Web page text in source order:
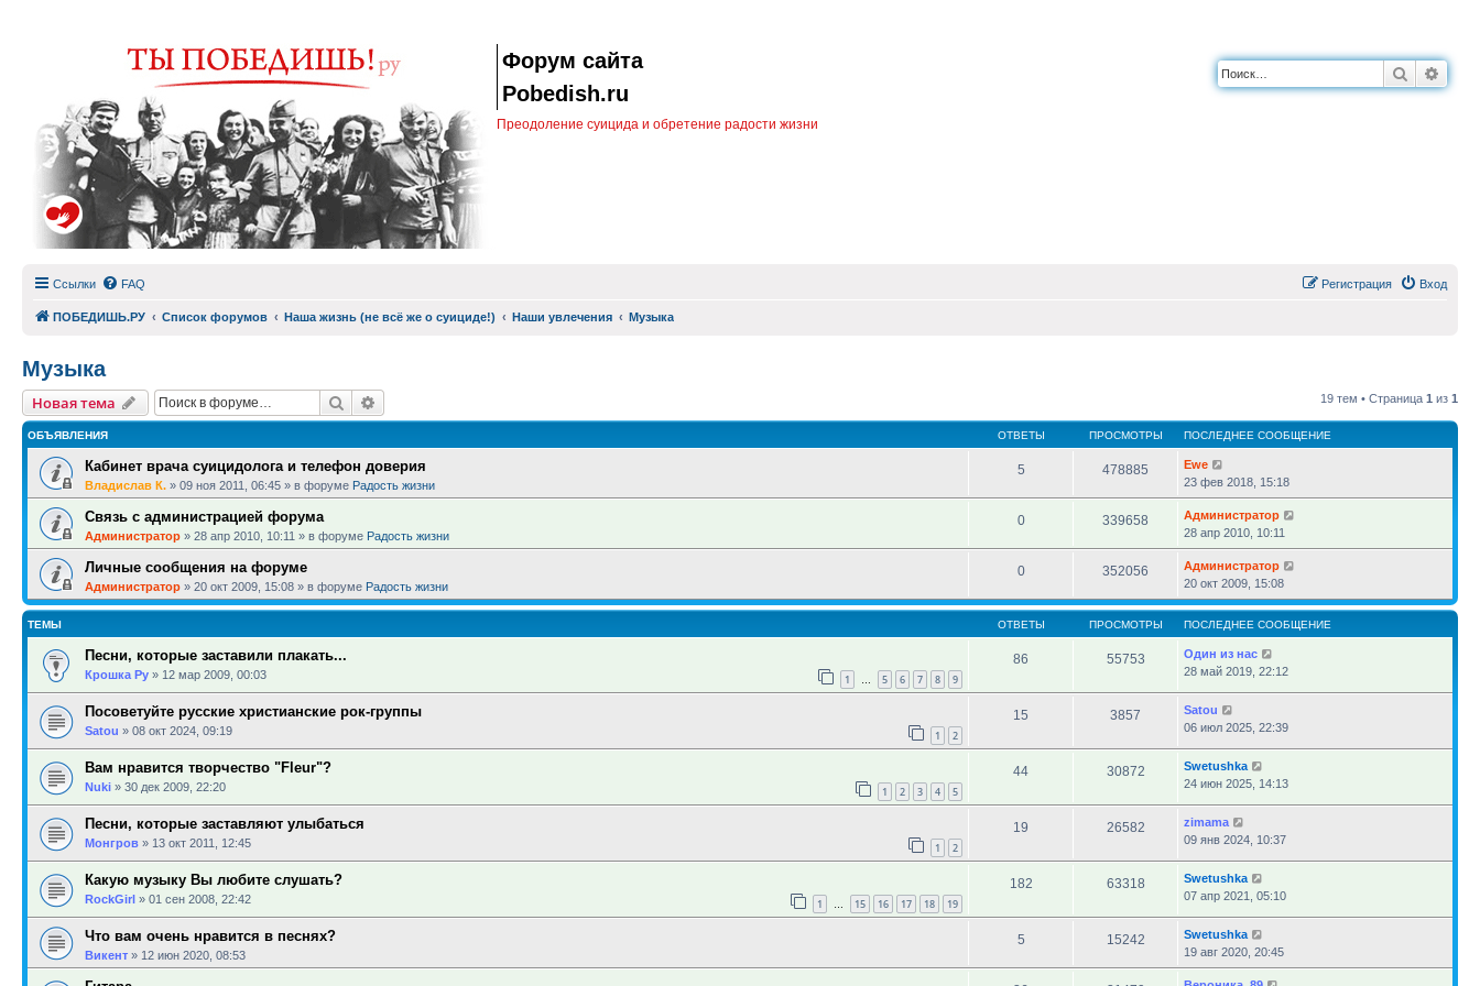
Форум сайта
Pobedish.ru
Преодоление суицида и обретение радости жизни
Поиск
Ссылки FAQ Вход
Регистрация
ПОБЕДИШЬ.РУ Список форумов Наша жизнь (не всё же о суициде!) Наши увлечения Музыка
Музыка
Новая тема Поиск 19 тем • Страница 1 из 1
ОБЪЯВЛЕНИЯ ОТВЕТЫ ПРОСМОТРЫ ПОСЛЕДНЕЕ СООБЩЕНИЕ
Кабинет врача суицидолога и телефон доверия
Владислав К. » 09 ноя 2011, 06:45 » в форуме Радость жизни
5 478885
Ewe
23 фев 2018, 15:18
Связь с администрацией форума
Администратор » 28 апр 2010, 10:11 » в форуме Радость жизни
0 339658
Администратор
28 апр 2010, 10:11
Личные сообщения на форуме
Администратор » 20 окт 2009, 15:08 » в форуме Радость жизни
0 352056
Администратор
20 окт 2009, 15:08
ТЕМЫ ОТВЕТЫ ПРОСМОТРЫ ПОСЛЕДНЕЕ СООБЩЕНИЕ
Песни, которые заставили плакать...
Крошка Ру » 12 мар 2009, 00:03 1 … 5 6 7 8 9
86 55753
Один из нас
28 май 2019, 22:12
Посоветуйте русские христианские рок-группы
Satou » 08 окт 2024, 09:19 1 2
15 3857
Satou
06 июл 2025, 22:39
Вам нравится творчество "Fleur"?
Nuki » 30 дек 2009, 22:20 1 2 3 4 5
44 30872
Swetushka
24 июн 2025, 14:13
Песни, которые заставляют улыбаться
Монгров » 13 окт 2011, 12:45 1 2
19 26582
zimama
09 янв 2024, 10:37
Какую музыку Вы любите слушать?
RockGirl » 01 сен 2008, 22:42 1 … 15 16 17 18 19
182 63318
Swetushka
07 апр 2021, 05:10
Что вам очень нравится в песнях?
Викент » 12 июн 2020, 08:53
5 15242
Swetushka
19 авг 2020, 20:45